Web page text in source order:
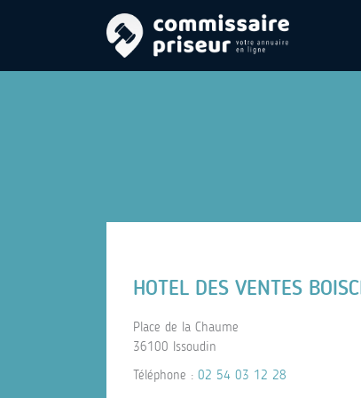
HOTEL DES VENTES
Place de la Chaume
36100 Issoudin
Téléphone : 02 54 03 12 28